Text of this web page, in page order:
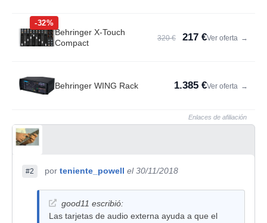
-32%
Behringer X-Touch
Compact
320 € 217 €Ver oferta →
Behringer WING Rack 1.385 €Ver oferta →
Enlaces de afiliación
#2 por teniente_powell el 30/11/2018
good11 escribió:
Las tarjetas de audio externa ayuda a que el